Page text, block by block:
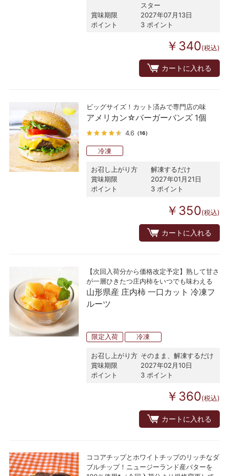
スター
賞味期限
2027年07月13日
ポイント
3 ポイント
￥340(税込)
カートに入れる
ビッグサイズ！カット済みで専門店の味
アメリカン☆バーガーバンズ 1個
4.6 （16）
冷凍
お召し上がり方
解凍するだけ
賞味期限
2027年01月21日
ポイント
3 ポイント
￥350(税込)
カートに入れる
【次回入荷分から価格改定予定】熟して甘さ
が一層ひきたつ庄内柿をいつでも味わえる
山形県産 庄内柿 一口カット 冷凍フ
ルーツ
限定入荷 冷凍
お召し上がり方 そのまま、解凍するだけ
賞味期限
2027年02月10日
ポイント
3 ポイント
￥360(税込)
カートに入れる
ココアチップとホワイトチップのリッチなダ
ブルチップ！ニュージーランド産バターを